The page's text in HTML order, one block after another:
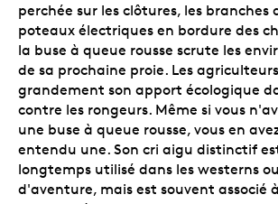
perchée sur les clôtures, les branches
poteaux électriques en bordure des
la buse à queue rousse scrute les
de sa prochaine proie. Les
grandement son apport écologique
contre les rongeurs. Même si vous
une buse à queue rousse, vous en
entendu une. Son cri aigu distinctif
longtemps utilisé dans les westerns
d'aventure, mais est souvent associé